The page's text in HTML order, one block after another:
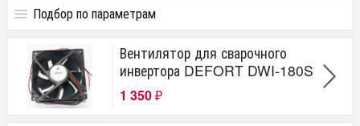
Подбор по параметрам
Цена
от до руб.
Производитель
Вентилятор для сварочного
инвертора DEFORT DWI-180S
1 350 ₽